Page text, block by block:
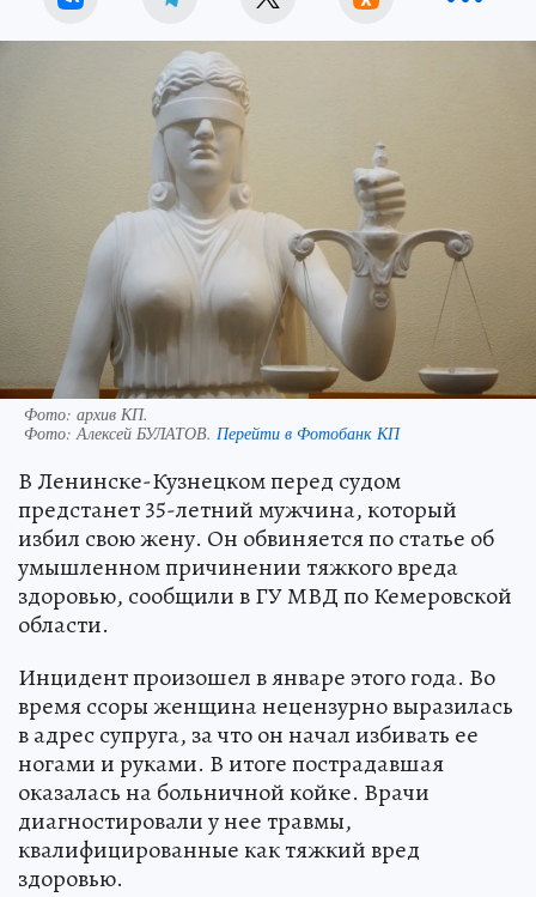
Фото: архив КП.
Фото:Алексей БУЛАТОВ. Перейти в Фотобанк КП
В Ленинске-Кузнецком перед судом
предстанет 35-летний мужчина, который
избил свою жену. Он обвиняется по статье об
умышленном причинении тяжкого вреда
здоровью, сообщили в ГУ МВД по Кемеровской
области.
Инцидент произошел в январе этого года. Во
время ссоры женщина нецензурно выразилась
в адрес супруга, за что он начал избивать ее
ногами и руками. В итоге пострадавшая
оказалась на больничной койке. Врачи
диагностировали у нее травмы,
квалифицированные как тяжкий вред
здоровью.